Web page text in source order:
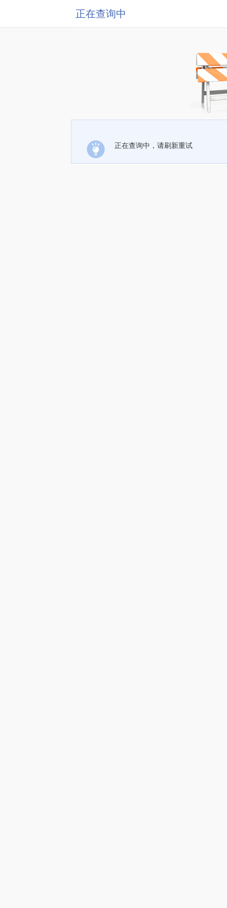
正在查询中
正在查询中，请刷新重试